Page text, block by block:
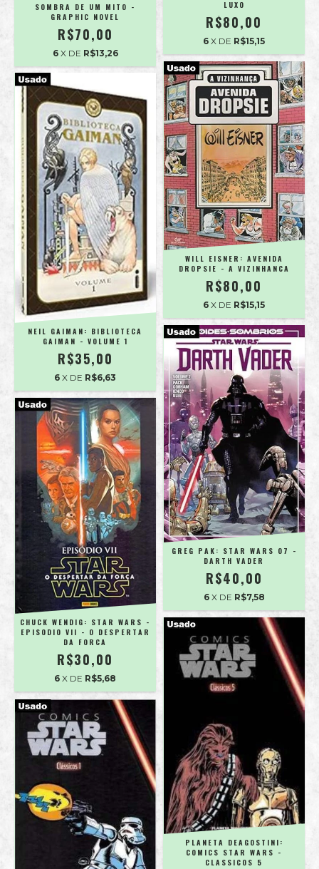
SOMBRA DE UM MITO -
GRAPHIC NOVEL
R$70,00
6 X DE R$13,26
LUXO
R$80,00
6 X DE R$15,15
NEIL GAIMAN: BIBLIOTECA
GAIMAN - VOLUME 1
R$35,00
6 X DE R$6,63
WILL EISNER: AVENIDA
DROPSIE - A VIZINHANCA
R$80,00
6 X DE R$15,15
CHUCK WENDIG: STAR WARS -
EPISODIO VII - O DESPERTAR
DA FORCA
R$30,00
6 X DE R$5,68
GREG PAK: STAR WARS 07 -
DARTH VADER
R$40,00
6 X DE R$7,58
PLANETA DEAGOSTINI:
COMICS STAR WARS -
CLASSICOS 5